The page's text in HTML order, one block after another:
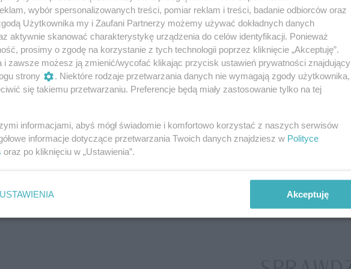
córeczka, zaalarmowana podniesionym
zabawę i przybiegła z drugiego pokoju,
słowa. – Rozmawiałyśmy już o tym.Nie
z tiulową spódniczką, bo po pierwsze
jest z długim rękawkiem, a tam będą upały
wybór spersonalizowanych treści, pomiar reklam i treści, badanie odbiorców oraz
Użytkownika my i Zaufani Partnerzy możemy używać dokładnych danych
aktywnie skanować charakterystykę urządzenia do celów identyfikacji. Ponieważ
prosimy o zgodę na korzystanie z tych technologii poprzez kliknięcie „Akceptuję”.
i zawsze możesz ją zmienić/wycofać klikając przycisk ustawień prywatności znajdujący
strony
. Niektóre rodzaje przetwarzania danych nie wymagają zgody użytkownika,
się takiemu przetwarzaniu. Preferencje będą miały zastosowanie tylko na tej
informacjami, abyś mógł świadomie i komfortowo korzystać z naszych serwisów
informacje dotyczące przetwarzania Twoich danych znajdziesz w Polityce
oraz po kliknięciu w „Ustawienia”.
USTAWIENIA Akceptuję